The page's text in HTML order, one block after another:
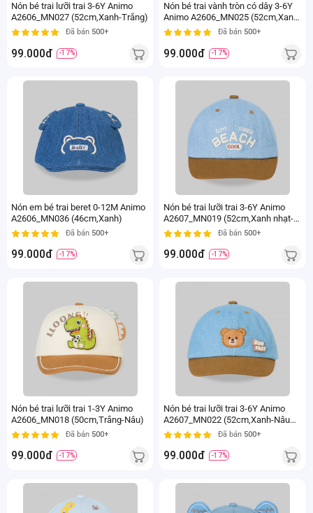
Nón bé trai lưỡi trai 3-6Y Animo
A2606_MN027 (52cm,Xanh-Trắng)
Đã bán 500+
99.000đ -17%
Nón bé trai vành tròn có dây 3-6Y
Animo A2606_MN025 (52cm,Xanh
đậm)
Đã bán 500+
99.000đ -17%
Nón em bé trai beret 0-12M Animo
A2606_MN036 (46cm,Xanh)
Đã bán 500+
99.000đ -17%
Nón bé trai lưỡi trai 3-6Y Animo
A2607_MN019 (52cm,Xanh nhạt-
Nâu)
Đã bán 500+
99.000đ -17%
Nón bé trai lưỡi trai 1-3Y Animo
A2606_MN018 (50cm,Trắng-Nâu)
Đã bán 500+
99.000đ -17%
Nón bé trai lưỡi trai 3-6Y Animo
A2607_MN022 (52cm,Xanh-Nâu
đậm)
Đã bán 500+
99.000đ -17%